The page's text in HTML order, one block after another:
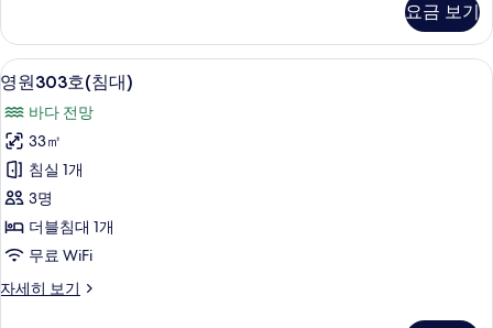
보
기
(침
대)
자
세
히
보
기
요금 보기
영
원
303
호
(침
대)
사
진
모
5
영원303호(침대)
바다 전망
33㎡
침실 1개
3명
더블침대 1개
무료 WiFi
자세히 보기
영